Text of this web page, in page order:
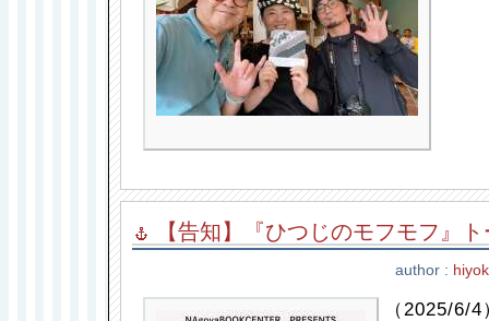
【告知】『ひつじのモフモフ』
author :
（2025/6/4